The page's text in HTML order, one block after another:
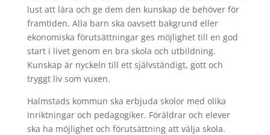
lust att lära och ge dem den kunskap de behöver för
framtiden. Alla barn ska oavsett bakgrund eller
ekonomiska förutsättningar ges möjlighet till en god
start i livet genom en bra skola och utbildning.
Kunskap är nyckeln till ett självständigt, gott och
tryggt liv som vuxen.
Halmstads kommun ska erbjuda skolor med olika
inriktningar och pedagogiker. Föräldrar och elever
ska ha möjlighet och förutsättning att välja skola.